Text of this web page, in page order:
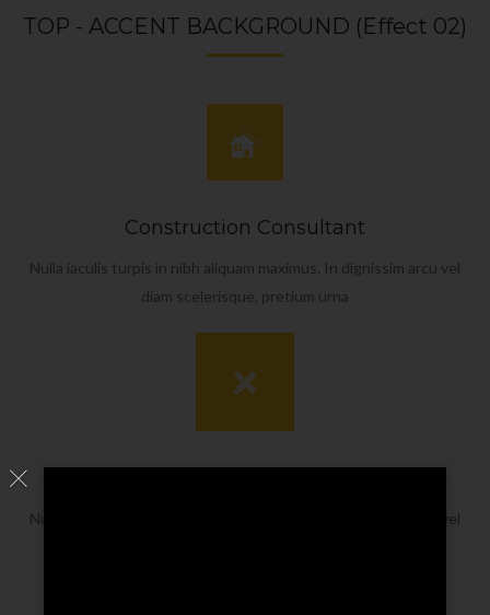
TOP - ACCENT BACKGROUND (Effect 02)
Construction Consultant
Nulla iaculis turpis in nibh aliquam maximus. In dignissim arcu vel
diam scelerisque, pretium urna
Nulla iaculis turpis in nibh aliquam maximus. In dignissim arcu vel